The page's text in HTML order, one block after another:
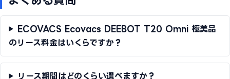
ECOVACS Ecovacs DEEBOT T20 Omni 極美品
のリース料金はいくらですか？
リース期間はどのくらい選べますか？